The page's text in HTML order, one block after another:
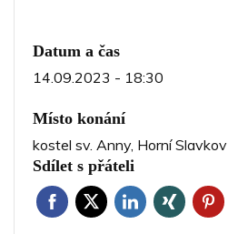
Datum a čas
14.09.2023 - 18:30
Místo konání
kostel sv. Anny, Horní Slavkov
Sdílet s přáteli